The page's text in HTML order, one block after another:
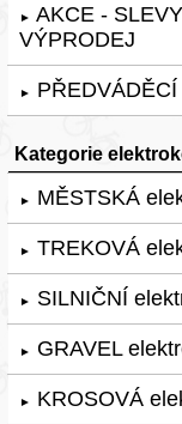
► AKCE -
VÝPRODEJ
►
Kategorie
► MĚSTSKÁ
► TREKOVÁ
► SILNIČNÍ
► GRAVEL
► KROSOVÁ